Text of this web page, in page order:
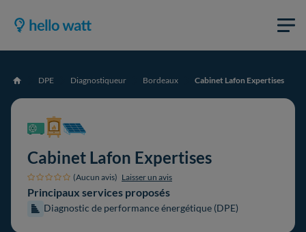
Accueil DPE Diagnostiqueur Bordeaux Cabinet Lafon Expertises
Cabinet Lafon Expertises
(Aucun avis) Laisser un avis
Principaux services proposés
Diagnostic de performance énergétique (DPE)